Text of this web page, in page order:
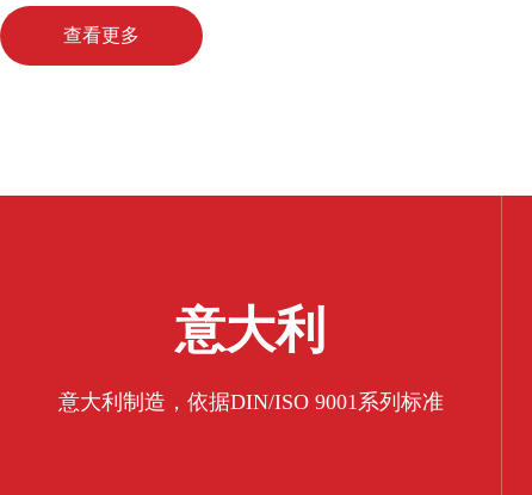
查看更多
意大利
意大利制造，依据DIN/ISO 9001系列标准